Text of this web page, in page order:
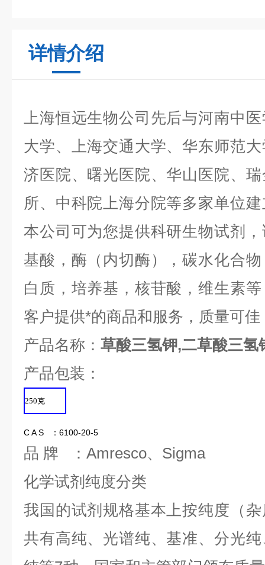
详情介绍
上海恒远生物公司先后与河南中
大学、上海交通大学、华东师范
济医院、曙光医院、华山医院、
所、中科院上海分院等多家单位
本公司可为您提供科研生物试剂
基酸，酶（内切酶），碳水化合
白质，培养基，核苷酸，维生素
客户提供*的商品和服务，质量可
产品名称： 草酸三氢钾,二草酸三氢
产品包装：
250克
C A S ：6100-20-5
品 牌 ：Amresco、Sigma
化学试剂纯度分类
我国的试剂规格基本上按纯度（
共有高纯、光谱纯、基准、分光